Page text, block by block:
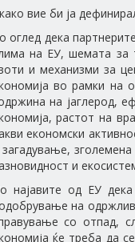
вие би ја
оглед дека
на ЕУ, шемата за
и механизми за
во рамки на
на јаглерод,
растот на
економски
и
најавите од ЕУ
на
со отпад,
ќе треба да